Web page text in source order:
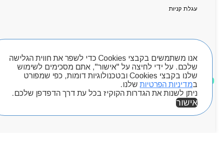
אנו משתמשים בקבצי Cookies כדי לשפר את חווית הגלישה
שלכם. על ידי לחיצה על "אישור", אתם מסכימים לשימוש
שלנו בקבצי Cookies ובטכנולוגיות דומות, כפי שמפורט
במדיניות הפרטיות שלנו.
ניתן לשנות את הגדרות הקוקיז בכל עת דרך הדפדפן שלכם.
אישור
עגלת קניות
חיפוש מוצרים
מוצרים שאהבתי
המגזין
יצירת קשר
Byou